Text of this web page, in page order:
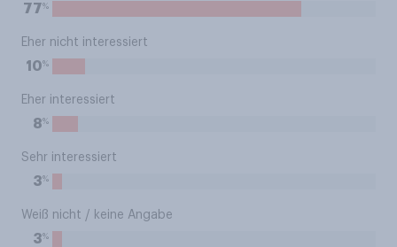
77%
Eher nicht interessiert
10%
Eher interessiert
8%
Sehr interessiert
3%
Weiß nicht / keine Angabe
3%